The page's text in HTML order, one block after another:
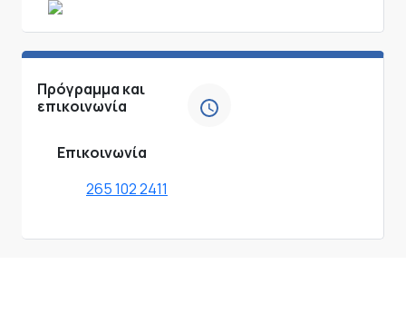
Πρόγραμμα και
επικοινωνία
Επικοινωνία
265 102 2411